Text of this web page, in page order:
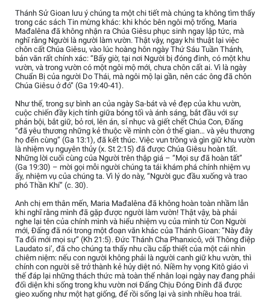
Thánh Sử Gioan lưu ý chúng ta một chi tiết mà chúng ta không tìm thấy
trong các sách Tin mừng khác: khi khóc bên ngôi mộ trống, Maria
Mađalêna đã không nhận ra Chúa Giêsu phục sinh ngay lập tức, mà
nghĩ rằng Người là người làm vườn. Thật vậy, ngay khi thuật lại việc
chôn cất Chúa Giêsu, vào lúc hoàng hôn ngày Thứ Sáu Tuần Thánh,
bản văn rất chính xác: “Bấy giờ, tại nơi Người bị đóng đinh, có một khu
vườn, và trong vườn có một ngôi mộ mới, chưa chôn cất ai. Vì là ngày
Chuẩn Bị của người Do Thái, mà ngôi mộ lại gần, nên các ông đã chôn
Chúa Giêsu ở đó” (Ga 19:40-41).
Như thế, trong sự bình an của ngày Sa-bát và vẻ đẹp của khu vườn,
cuộc chiến đầy kịch tính giữa bóng tối và ánh sáng, bắt đầu với sự
phản bội, bắt giữ, bỏ rơi, lên án, sỉ nhục và giết chết Chúa Con, Đấng
“đã yêu thương những kẻ thuộc về mình còn ở thế gian… và yêu thương
họ đến cùng” (Ga 13:1), đã kết thúc. Việc vun trồng và gìn giữ khu vườn
là nhiệm vụ nguyên thủy (x. St 2:15) đã được Chúa Giêsu hoàn tất.
Những lời cuối cùng của Người trên thập giá – “Mọi sự đã hoàn tất”
(Ga 19:30) – mời gọi mỗi người chúng ta tái khám phá chính nhiệm vụ
ấy, nhiệm vụ của chúng ta. Vì lý do này, “Người gục đầu xuống và trao
phó Thần Khí” (c. 30).
Anh chị em thân mến, Maria Mađalêna đã không hoàn toàn nhầm lẫn
khi nghĩ rằng mình đã gặp được người làm vườn! Thật vậy, bà phải
nghe lại tên của chính mình và hiểu nhiệm vụ của mình từ Con Người
mới, Đấng đã nói trong một đoạn văn khác của Thánh Gioan: “Này đây
Ta đổi mới mọi sự” (Kh 21:5). Đức Thánh Cha Phanxicô, với Thông điệp
Laudato si’, đã cho chúng ta thấy nhu cầu cấp thiết của một cái nhìn
chiêm niệm: nếu con người không phải là người canh giữ khu vườn, thì
chính con người sẽ trở thành kẻ hủy diệt nó. Niềm hy vọng Kitô giáo vì
thế đáp lại những thách thức mà toàn thể nhân loại ngày nay đang phải
đối diện khi sống trong khu vườn nơi Đấng Chịu Đóng Đinh đã được
gieo xuống như một hạt giống, để rồi sống lại và sinh nhiều hoa trái.